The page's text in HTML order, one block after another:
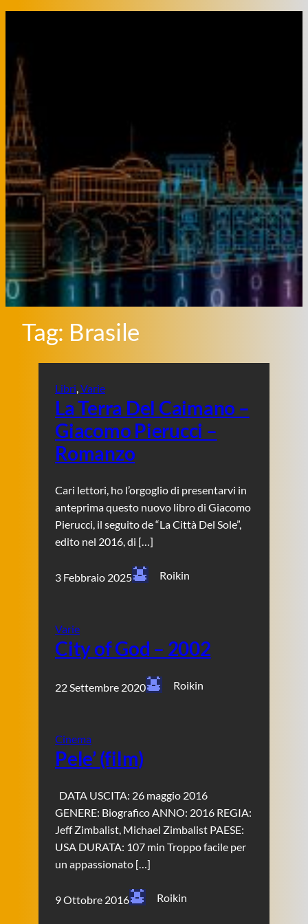
Tag: Brasile
Libri, Varie
La Terra Del Caimano –
Giacomo Pierucci –
Romanzo
Cari lettori, ho l’orgoglio di presentarvi in
anteprima questo nuovo libro di Giacomo
Pierucci, il seguito de “La Città Del Sole”,
edito nel 2016, di […]
3 Febbraio 2025 Roikin
Varie
City of God – 2002
22 Settembre 2020 Roikin
Cinema
Pele’ (film)
DATA USCITA: 26 maggio 2016
GENERE: Biografico ANNO: 2016 REGIA:
Jeff Zimbalist, Michael Zimbalist PAESE:
USA DURATA: 107 min Troppo facile per
un appassionato […]
9 Ottobre 2016 Roikin